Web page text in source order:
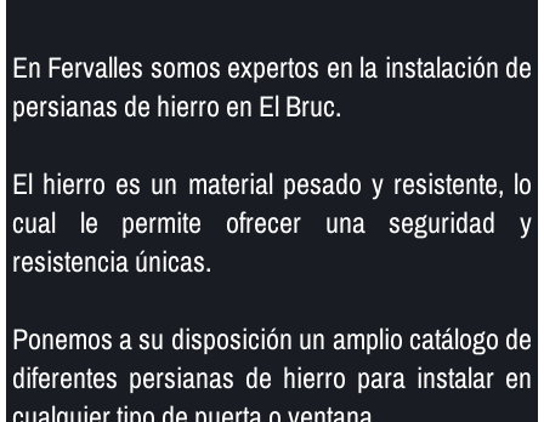
En Fervalles somos expertos en la instalación de
persianas de hierro en El Bruc.
El hierro es un material pesado y resistente, lo
cual le permite ofrecer una seguridad y
resistencia únicas.
Ponemos a su disposición un amplio catálogo de
diferentes persianas de hierro para instalar en